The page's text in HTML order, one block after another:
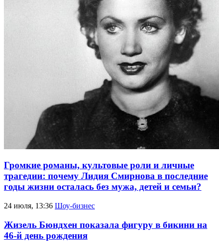
Громкие романы, культовые роли и личные
трагедии: почему Лидия Смирнова в последние
годы жизни осталась без мужа, детей и семьи?
24 июля, 13:36 Шоу-бизнес
Жизель Бюндхен показала фигуру в бикини на
46-й день рождения